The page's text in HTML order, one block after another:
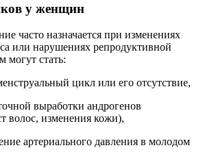
у женщин
часто назначается при изменениях
или нарушениях репродуктивной
могут стать:
цикл или его отсутствие,
выработки андрогенов
волос, изменения кожи),
артериального давления в молодом